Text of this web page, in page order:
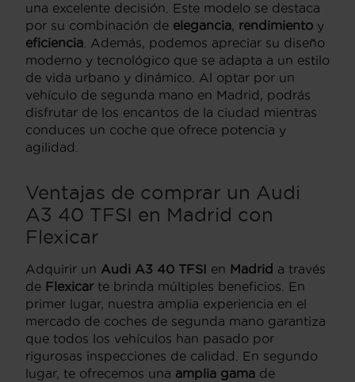
una excelente decisión. Este modelo se destaca
por su combinación de elegancia, rendimiento y
eficiencia . Además, podemos apreciar su diseño
moderno y tecnológico que se adapta a un estilo
de vida urbano y dinámico. Al optar por un
vehículo de segunda mano en Madrid, podrás
disfrutar de los encantos de la ciudad mientras
conduces un coche que ofrece potencia y
agilidad.
Ventajas de comprar un Audi
A3 40 TFSI en Madrid con
Flexicar
Adquirir un Audi A3 40 TFSI en Madrid a través
de Flexicarte brinda múltiples beneficios. En
primer lugar, nuestra amplia experiencia en el
mercado de coches de segunda mano garantiza
que todos los vehículos han pasado por
rigurosas inspecciones de calidad. En segundo
lugar, te ofrecemos una amplia gama de